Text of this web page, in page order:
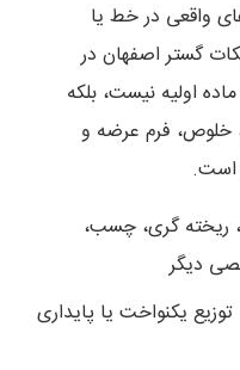
واقعی در خط یا
گستر اصفهان در
اولیه نیست، بلکه
خلوص، فرم عرضه و
است.
ریخته گری، چسب،
دیگر
توزیع یکنواخت یا پایداری